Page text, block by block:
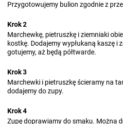
Przygotowujemy bulion zgodnie z
Krok 2
Marchewkę, pietruszkę i ziemniaki
kostkę. Dodajemy wypłukaną kaszę i
gotujemy, aż będą półtwarde.
Krok 3
Marchewki i pietruszkę ścieramy na
dodajemy do zupy.
Krok 4
Zupę doprawiamy do smaku. Można